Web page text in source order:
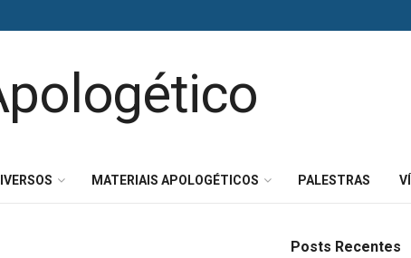
MATERIAIS APOLOGÉTICOS PALESTRAS
Posts Recentes